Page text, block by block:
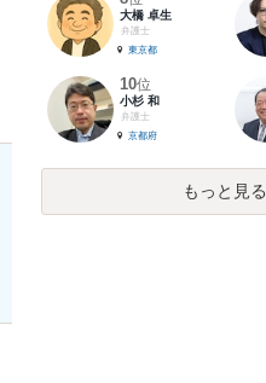
大橋 卓生
弁護士
東京都
10位
小杉 和
弁護士
京都府
もっと見る